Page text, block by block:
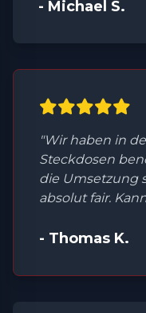
- Michael S.
"Wir haben in
Steckdosen
die Umsetzung
absolut fair.
- Thomas K.